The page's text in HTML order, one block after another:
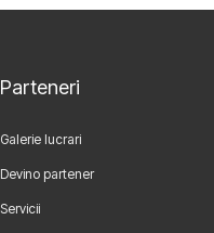
Parteneri
Galerie lucrari
Devino partener
Servicii